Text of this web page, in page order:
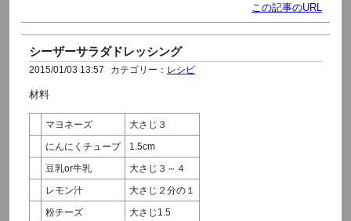
この記事のURL
シーザーサラダドレッシング
2015/01/03 13:57 カテゴリー： レシピ
材料
マヨネーズ
大さじ３
にんにくチューブ
1.5cm
豆乳or牛乳
大さじ３～４
レモン汁
大さじ２分の１
粉チーズ
大さじ1.5